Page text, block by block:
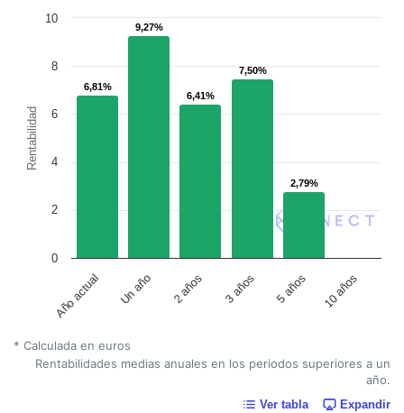
Rentabilidad
6,81%
6,81%
9,27%
9,27%
6,41%
6,41%
7,50%
7,50%
2,79%
2,79%
Año actual Un año 2 años 3 años 5 años 10 años
0
2
4
6
8
10
* Calculada en euros
Rentabilidades medias anuales en los periodos superiores a un
año.
Ver tabla Expandir